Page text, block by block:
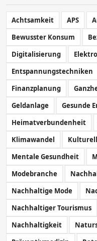
Achtsamkeit APS
Bewusster Konsum
Digitalisierung
Entspannungstechniken
Finanzplanung
Geldanlage
Gesunde
Heimatverbundenheit
Klimawandel
Mentale Gesundheit
Modebranche
Nachhaltige Mode
Nachhaltiger Tourismus
Nachhaltigkeit